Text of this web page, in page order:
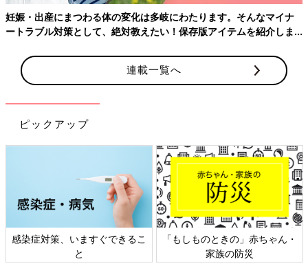
あり、赤ちゃん教授の助手。趣味はイラストを描くこと。
登場人物／助手Bびぼ（パパ）
妊娠・出産にまつわる体の変化は多岐にわたります。そんなマイナ
ートラブル対策として、絶対教えたい！保存版アイテムを紹介しま
連載一覧へ
ピックアップ
感染症対策、いますぐできるこ
と
「もしものときの」赤ちゃん・
家族の防災